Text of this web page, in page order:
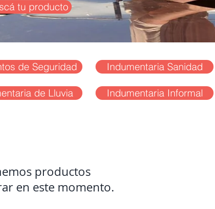
tu producto
de Seguridad
de Lluvia
Indumentaria Sanidad
Indumentaria Informal
productos
en este momento.